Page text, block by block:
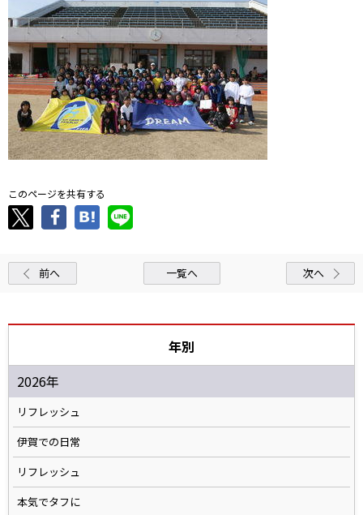
このページを共有する
前へ 一覧へ 次へ
年別
2026年
リフレッシュ
伊賀での日常
リフレッシュ
本気でタフに